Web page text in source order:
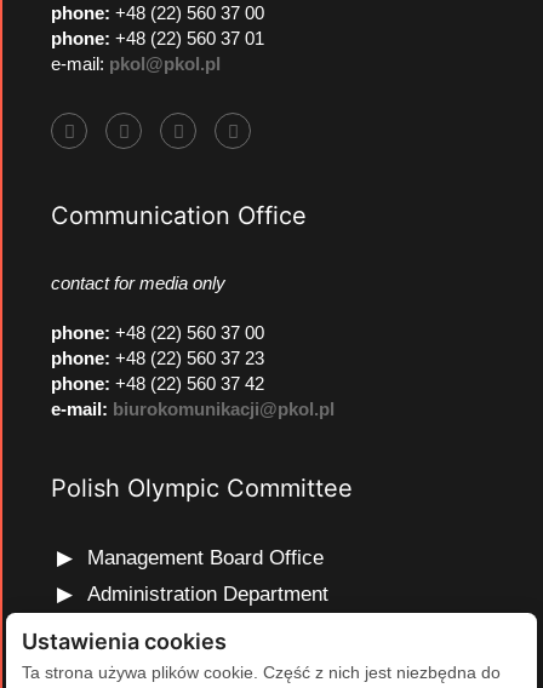
phone: +48 (22) 560 37 00
phone: +48 (22) 560 37 01
e-mail: pkol@pkol.pl
Communication Office
contact for media only
phone: +48 (22) 560 37 00
phone: +48 (22) 560 37 23
phone: +48 (22) 560 37 42
e-mail: biurokomunikacji@pkol.pl
Polish Olympic Committee
Management Board Office
Administration Department
Marketing and Communications Department
Olympic Education Department
Ustawienia cookies
Ta strona używa plików cookie. Część z nich jest niezbędna do